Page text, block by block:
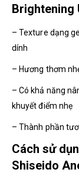
Brightening
– Texture dạng
dính
– Hương thơm
– Có khả năng
khuyết điểm nhẹ
– Thành phần
Cách sử
Shiseido